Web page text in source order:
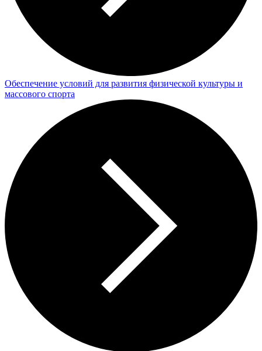
Обеспечение условий для развития физической культуры и
массового спорта